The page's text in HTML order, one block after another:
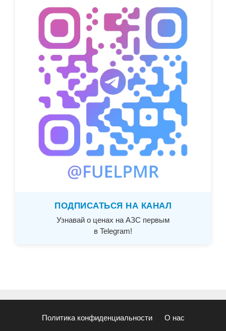
ПОДПИСАТЬСЯ НА КАНАЛ
Узнавай о ценах на АЗС первым
в Telegram!
Политика конфиденциальности О нас